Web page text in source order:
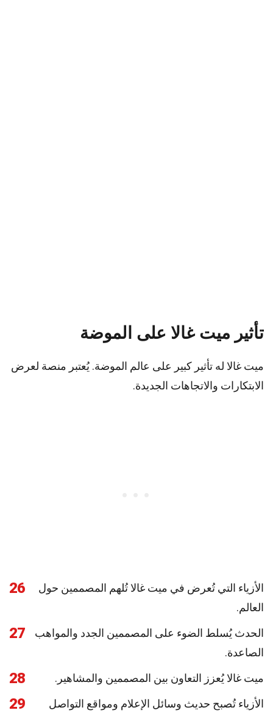
تأثير ميت غالا على الموضة
ميت غالا له تأثير كبير على عالم الموضة. يُعتبر منصة لعرض
الابتكارات والاتجاهات الجديدة.
26
الأزياء التي تُعرض في ميت غالا تُلهم المصممين حول
العالم.
27
الحدث يُسلط الضوء على المصممين الجدد والمواهب
الصاعدة.
28 ميت غالا يُعزز التعاون بين المصممين والمشاهير.
29
الأزياء تُصبح حديث وسائل الإعلام ومواقع التواصل